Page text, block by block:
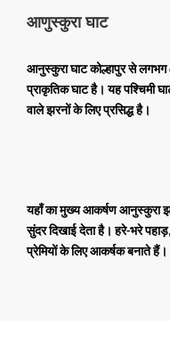
आणुस्कुरा घाट
आनुस्कुरा घाटकोल्हापुर से लगभग
प्राकृतिक घाट है। यह पश्चिमी
वाले झरनों के लिए प्रसिद्ध है।
यहाँ का मुख्य आकर्षणआनुस्कुरा
सुंदर दिखाई देता है। हरे-भरे
प्रेमियों के लिए आकर्षक बनाते हैं।